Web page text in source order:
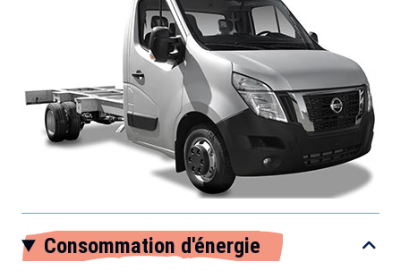
Consommation d'énergie